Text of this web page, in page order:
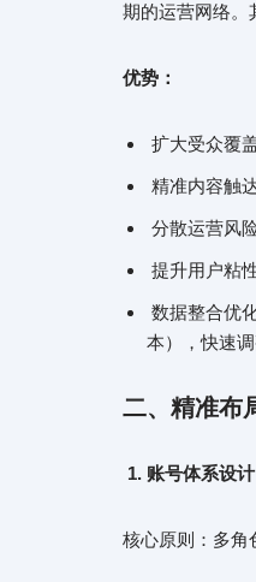
期的运营网络。
优势：
扩大受众覆
精准内容触
分散运营风
提升用户粘
数据整合优
本），快速调
二、 精准布
1. 账号体系设计
核心原则：多角